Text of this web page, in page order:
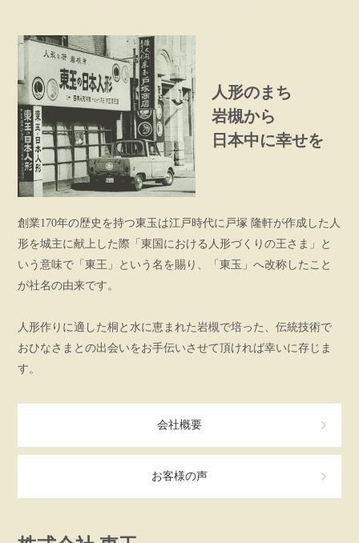
人形のまち
岩槻から
日本中に幸せを
創業170年の歴史を持つ東玉は江戸時代に戸塚 隆軒が作成した人
形を城主に献上した際「東国における人形づくりの王さま」と
いう意味で「東王」という名を賜り、「東玉」へ改称したこと
が社名の由来です。
人形作りに適した桐と水に恵まれた岩槻で培った、伝統技術で
おひなさまとの出会いをお手伝いさせて頂ければ幸いに存じま
す。
会社概要
お客様の声